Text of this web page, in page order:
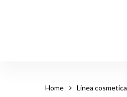
Home Linea cosmetica